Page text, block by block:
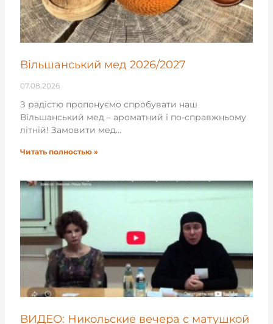
Вільшанський мед 2026/2027
07.08.2026
З радістю пропонуємо спробувати наш
Вільшанський мед – ароматний і по-справжньому
літній! Замовити мед…
Читать полностью »
ВИДЕО: Никольские вечера с матушкой